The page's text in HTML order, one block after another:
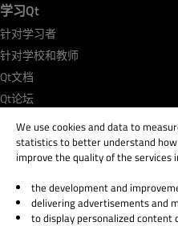
学习Qt
针对学习者
针对学校和教师
Qt文档
Qt论坛
© 2026 The Qt Company
Legal Notice
We use cookies and data to
statistics to better understand
improve the quality of the services
the development and
delivering advertisements and
to display personalized content